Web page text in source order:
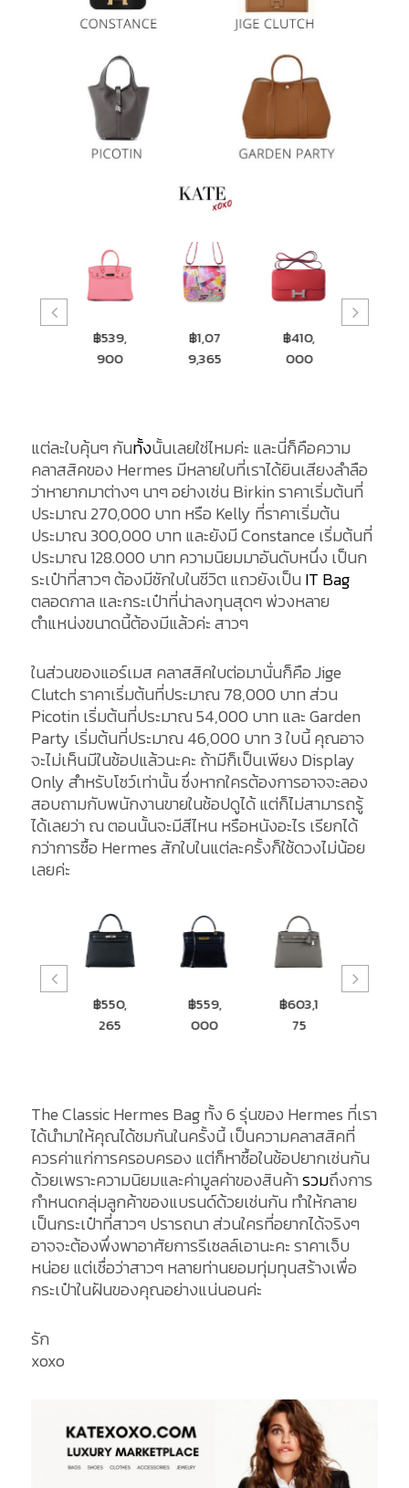
฿539,
900
฿1,07
9,365
฿410,
000
แต่ละใบคุ้นๆ กันทั้งนั้นเลยใช่ไหมค่ะ และนี่ก็คือความ
คลาสสิคของ Hermes มีหลายใบที่เราได้ยินเสียงลำลือ
ว่าหายากมาต่างๆ นาๆ อย่างเช่น Birkin ราคาเริ่มต้นที่
ประมาณ 270,000 บาท หรือ Kelly ที่ราคาเริ่มต้น
ประมาณ 300,000 บาท และยังมี Constance เริ่มต้นที่
ประมาณ 128.000 บาท ความนิยมมาอันดับหนึ่ง เป็นก
ระเป๋าที่สาวๆ ต้องมีซักใบในชีวิต แถวยังเป็นIT Bag
ตลอดกาล และกระเป๋าที่น่าลงทุนสุดๆ พ่วงหลาย
ตำแหน่งขนาดนี้ต้องมีแล้วค่ะ สาวๆ
ในส่วนของแอร์เมส คลาสสิคใบต่อมานั่นก็คือ Jige
Clutch ราคาเริ่มต้นที่ประมาณ 78,000 บาท ส่วน
Picotin เริ่มต้นที่ประมาณ 54,000 บาท และ Garden
Party เริ่มต้นที่ประมาณ 46,000 บาท 3 ใบนี้ คุณอาจ
จะไม่เห็นมีในช้อปแล้วนะคะ ถ้ามีก็เป็นเพียง Display
Only สำหรับโชว์เท่านั้น ซึ่งหากใครต้องการอาจจะลอง
สอบถามกับพนักงานขายในช้อปดูได้ แต่ก็ไม่สามารถรู้
ได้เลยว่า ณ ตอนนั้นจะมีสีไหน หรือหนังอะไร เรียกได้
กว่าการซื้อ Hermes สักใบในแต่ละครั้งก็ใช้ดวงไม่น้อย
เลยค่ะ
฿550,
265
฿559,
000
฿603,1
75
The Classic Hermes Bag ทั้ง 6 รุ่นของ Hermes ที่เรา
ได้นำมาให้คุณได้ชมกันในครั้งนี้ เป็นความคลาสสิคที่
ควรค่าแก่การครอบครอง แต่ก็หาซื้อในช้อปยากเช่นกัน
ด้วยเพราะความนิยมและค่ามูลค่าของสินค้ารวมถึงการ
กำหนดกลุ่มลูกค้าของแบรนด์ด้วยเช่นกัน ทำให้กลาย
เป็นกระเป๋าที่สาวๆ ปรารถนา ส่วนใครที่อยากได้จริงๆ
อาจจะต้องพึ่งพาอาศัยการรีเซลล์เอานะคะ ราคาเจ็บ
หน่อย แต่เชื่อว่าสาวๆ หลายท่านยอมทุ่มทุนสร้างเพื่อ
กระเป๋าในฝันของคุณอย่างแน่นอนค่ะ
รัก
xoxo